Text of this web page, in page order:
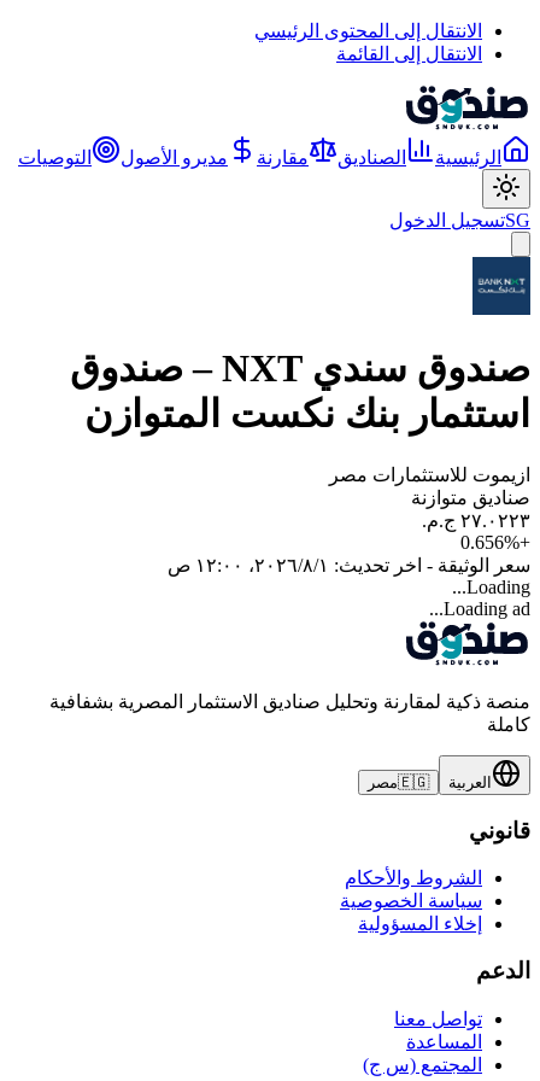
الانتقال إلى المحتوى الرئيسي
الانتقال إلى القائمة
الرئيسية الصناديق مقارنة مديرو الأصول التوصيات
SGتسجيل الدخول
صندوق سندي NXT – صندوق
استثمار بنك نكست المتوازن
ازيموت للاستثمارات مصر
صناديق متوازنة
+
0.656%
سعر الوثيقة - اخر تحديث: ١‏/٨‏/٢٠٢٦، ١٢:٠٠ ص
Loading...
Loading ad...
منصة ذكية لمقارنة وتحليل صناديق الاستثمار المصرية بشفافية
كاملة
العربية 🇪🇬مصر
قانوني
الشروط والأحكام
سياسة الخصوصية
إخلاء المسؤولية
الدعم
تواصل معنا
المساعدة
المجتمع (س ج)